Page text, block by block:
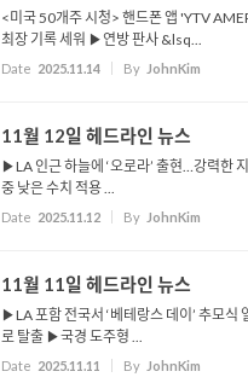
<미국 50개주 시청> 핸드폰 앱 'YTV
최장 기록 세워 ▶연방 판사 &lsq...
Date 2025.11.14 By JohnKim
11월 12일 헤드라인 뉴스
▶LA 인근 하늘에 ‘오로라’ 출현…강력한
중 낮은 수치 적용 ...
Date 2025.11.12 By JohnKim
11월 11일 헤드라인 뉴스
▶LA 포함 전국서 ‘베테랑스 데이’ 추모
로 탈출 ▶국경 도주형 ...
Date 2025.11.11 By JohnKim